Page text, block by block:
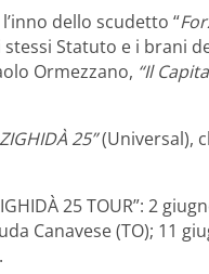
dello scudetto “
Statuto e i brani
Ormezzano, “Il
ZIGHIDÀ 25”(Universal),
25 TOUR”: 2
Canavese (TO); 11